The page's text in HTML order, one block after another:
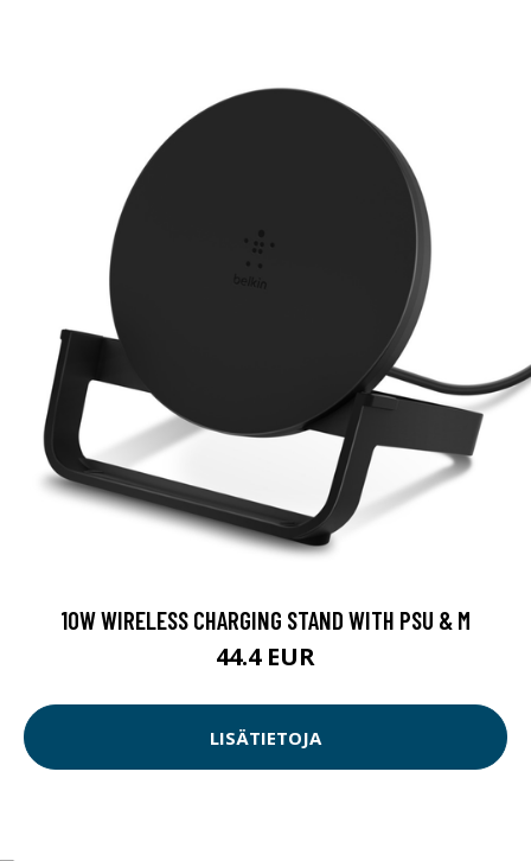
10W WIRELESS CHARGING STAND WITH PSU & M
44.4 EUR
LISÄTIETOJA